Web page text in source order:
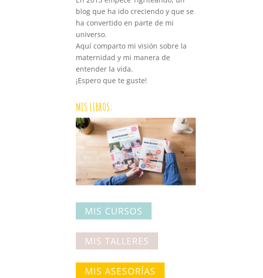
blog que ha ido creciendo y que se
ha convertido en parte de mi
universo.
Aquí comparto mi visión sobre la
maternidad y mi manera de
entender la vida.
¡Espero que te guste!
MIS LIBROS:
MIS CURSOS
MIS TALLERES
MIS ASESORÍAS